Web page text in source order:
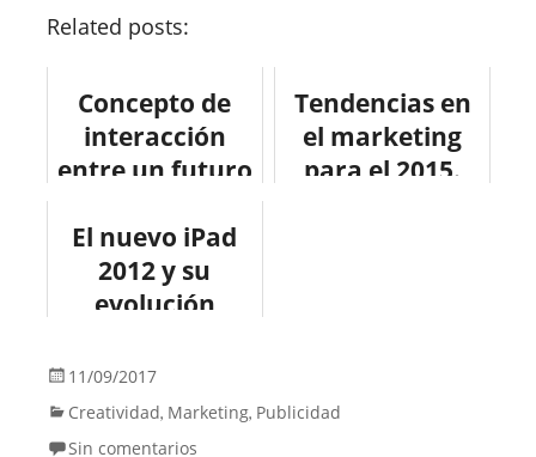
Related posts:
Concepto de
interacción
entre un futuro
y un iPhone
#apple
#tecnologia
Tendencias en
el marketing
para el 2015.
El nuevo iPad
2012 y su
evolución
#apple #ipad
11/09/2017
Creatividad, Marketing, Publicidad
Sin comentarios